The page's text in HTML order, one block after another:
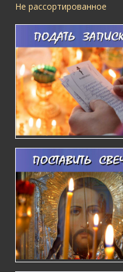
Не рассортированное